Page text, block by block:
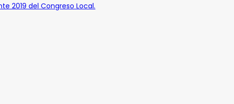
2019 del Congreso Local.